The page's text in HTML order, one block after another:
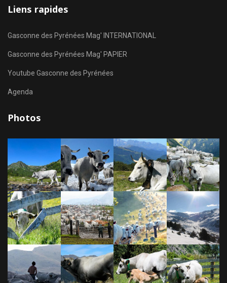
Liens rapides
Gasconne des Pyrénées Mag' INTERNATIONAL
Gasconne des Pyrénées Mag' PAPIER
Youtube Gasconne des Pyrénées
Agenda
Photos